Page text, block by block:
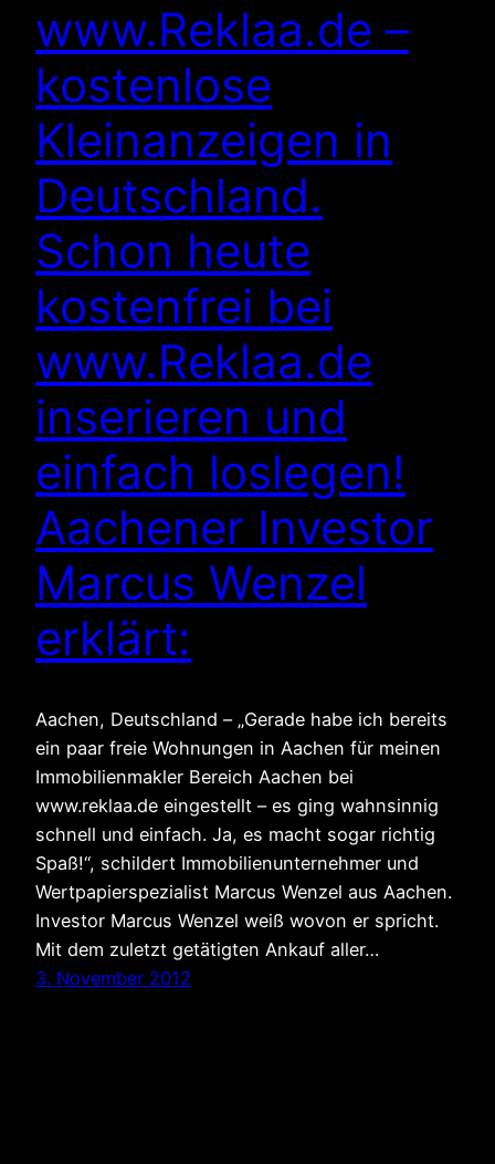
www.Reklaa.de –
kostenlose
Kleinanzeigen in
Deutschland.
Schon heute
kostenfrei bei
www.Reklaa.de
inserieren und
einfach loslegen!
Aachener Investor
Marcus Wenzel
erklärt:
Aachen, Deutschland – „Gerade habe ich bereits
ein paar freie Wohnungen in Aachen für meinen
Immobilienmakler Bereich Aachen bei
www.reklaa.de eingestellt – es ging wahnsinnig
schnell und einfach. Ja, es macht sogar richtig
Spaß!“, schildert Immobilienunternehmer und
Wertpapierspezialist Marcus Wenzel aus Aachen.
Investor Marcus Wenzel weiß wovon er spricht.
Mit dem zuletzt getätigten Ankauf aller…
3. November 2012